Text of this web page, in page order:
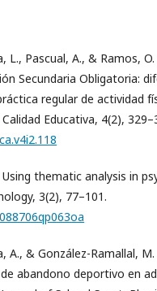
L., Pascual, A., & Ramos,
Secundaria Obligatoria:
regular de actividad
Educativa, 4(2),
Using thematic analysis in
3(2), 77–101.
A., & González-Ramallal,
abandono deportivo en